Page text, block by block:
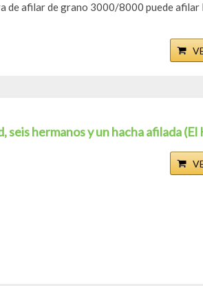
de afilar de grano 3000/8000 puede afilar
seis hermanos y un hacha afilada